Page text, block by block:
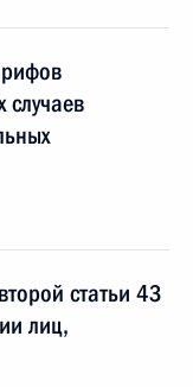
случаев
статьи 43
лиц,